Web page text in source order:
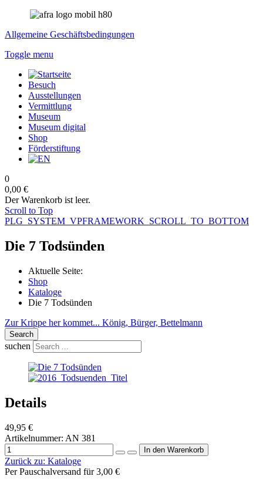
Allgemeine Geschäftsbedingungen
Toggle menu
Besuch
Ausstellungen
Vermittlung
Museum
Museum digital
Shop
Förderstiftung
0
0,00 €
Der Warenkorb ist leer.
Scroll to Top
PLG_SYSTEM_VPFRAMEWORK_SCROLL_TO_BOTTOM
Die 7 Todsünden
Aktuelle Seite:
Shop
Kataloge
Die 7 Todsünden
Zur Krippe her kommet... König, Bürger, Bettelmann
Search
suchen
Details
49,95 €
Artikelnummer: AN 381
Zurück zu: Kataloge
Per Pauschalversand für 3,00 €